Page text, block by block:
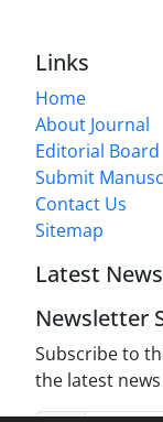
Links
Home
About Journal
Editorial Board
Submit
Contact Us
Sitemap
Latest News
Newsletter
Subscribe to
the latest